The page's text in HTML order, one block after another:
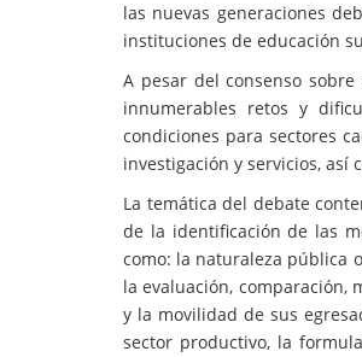
las nuevas generaciones
instituciones de educación
A pesar del consenso
innumerables retos y
condiciones para sectores
investigación y servicios,
La temática del debate
de la identificación de las
como: la naturaleza pública
la evaluación, comparación,
y la movilidad de sus
sector productivo, la